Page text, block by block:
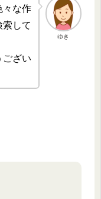
ゆき
々な作
して
ござい